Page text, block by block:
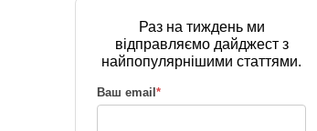
Раз на тиждень ми
відправляємо дайджест з
найпопулярнішими статтями.
Ваш email *